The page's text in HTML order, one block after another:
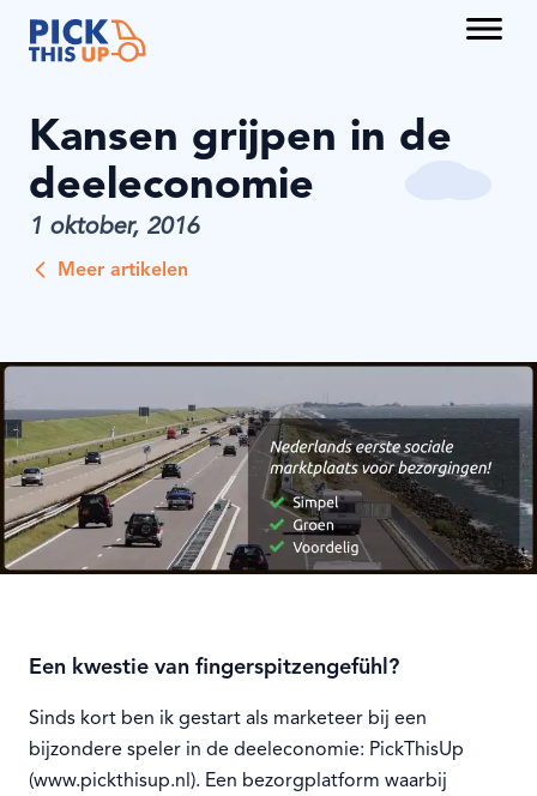
NEDERLANDS
Kansen grijpen in de
deeleconomie
1 oktober, 2016
Meer artikelen
Een kwestie van fingerspitzengefühl?
Sinds kort ben ik gestart als marketeer bij een
bijzondere speler in de deeleconomie: PickThisUp
(www.pickthisup.nl). Een bezorgplatform waarbij